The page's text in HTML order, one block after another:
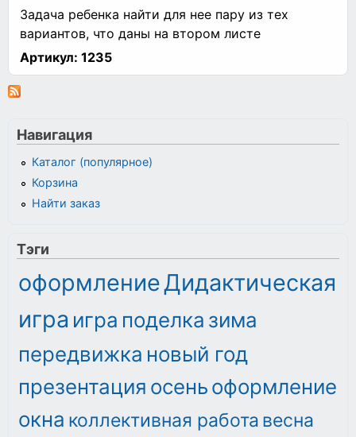
Задача ребенка найти для нее пару из тех
вариантов, что даны на втором листе
Артикул: 1235
Навигация
Каталог (популярное)
Корзина
Найти заказ
Тэги
оформлениеДидактическая
игра игра поделка зима
передвижка новый год
презентация осеньоформление
окна коллективная работа весна